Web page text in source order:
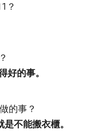
？
好的事。
的事？
不能搬衣櫃。